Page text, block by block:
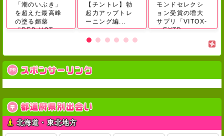
【チントレ】勃
起力アップトレ
ーニング編...
モンドセレクシ
ョン受賞の増大
サプリ「VITOX-
α EXTR...
「潮のいぶき」
を超えた最高峰
の塗る媚薬
「RED HOT
北海道・東北地方